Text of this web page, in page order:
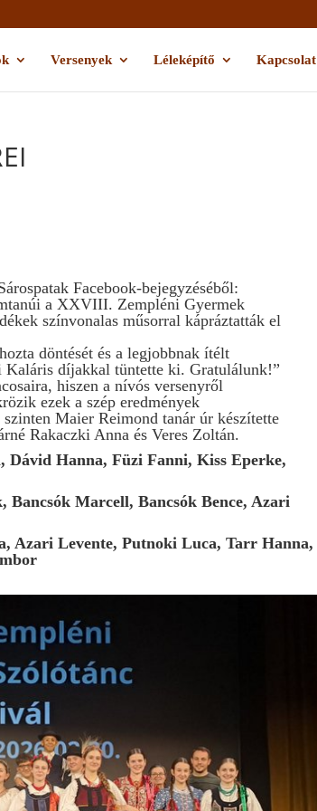
Versenyek Léleképítő Kapcsolat
Facebook-bejegyzéséből:
a XXVIII. Zempléni Gyermek
színvonalas műsorral kápráztatták el
döntését és a legjobbnak ítélt
Kaláris díjakkal tüntette ki. Gratulálunk!”
hiszen a nívós versenyről
ezek a szép eredmények
Maier Reimond tanár úr készítette
Rakaczki Anna és Veres Zoltán.
Hanna, Füzi Fanni, Kiss Eperke,
Marcell, Bancsók Bence, Azari
Azari Levente, Putnoki Luca, Tarr Hanna,